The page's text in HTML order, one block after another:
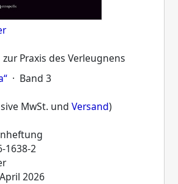
Praxis des Verleugnens
· Band 3
MwSt. und Versand)
1638-2
2026